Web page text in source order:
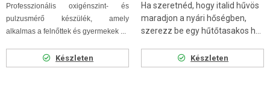
Professzionális oxigénszint- és
pulzusmérő készülék, amely
alkalmas a felnőttek és gyermekek ...
Készleten
Ha szeretnéd, hogy italid hűvös
maradjon a nyári hőségben,
szerezz be egy hűtőtasakos h...
Készleten